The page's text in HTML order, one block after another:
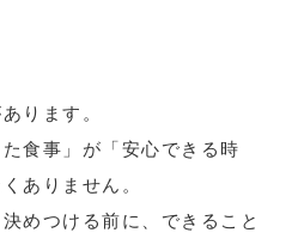
ります。
食事」が「安心できる時
ありません。
めつける前に、できること